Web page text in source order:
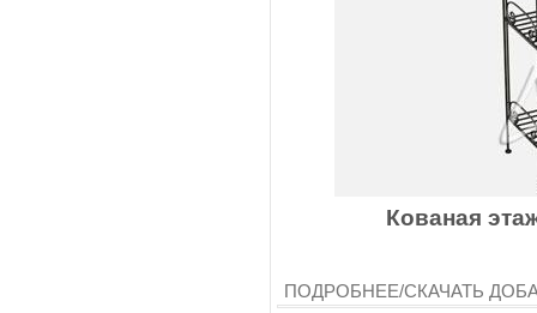
Кованая
ПОДРОБНЕЕ/СКАЧАТЬ